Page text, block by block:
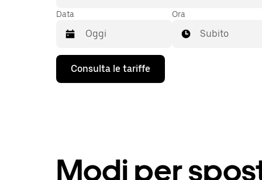
Data
Utilizza
tasto
interagire
con
Ora
Subito
Consulta le tariffe
Modi per